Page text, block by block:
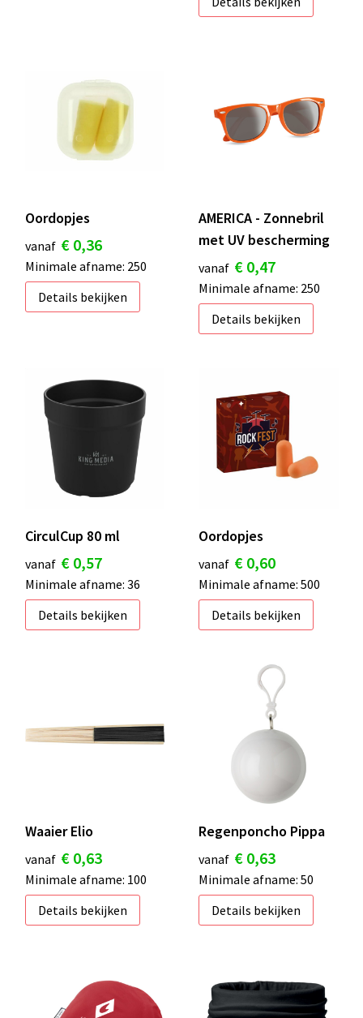
Oordopjes
vanaf € 0,36
Minimale afname: 250
Details bekijken
AMERICA - Zonnebril
met UV bescherming
vanaf € 0,47
Minimale afname: 250
Details bekijken
CirculCup 80 ml
vanaf € 0,57
Minimale afname: 36
Details bekijken
Oordopjes
vanaf € 0,60
Minimale afname: 500
Details bekijken
Waaier Elio
vanaf € 0,63
Minimale afname: 100
Details bekijken
Regenponcho Pippa
vanaf € 0,63
Minimale afname: 50
Details bekijken